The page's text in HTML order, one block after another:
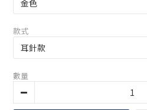
款式
數量